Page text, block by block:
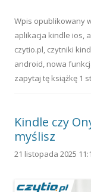
Wpis opublikowany
aplikacja kindle ios,
czytio.pl, czytniki
android, nowa
zapytaj tę książkę 1
Kindle czy
myślisz
21 listopada 2025